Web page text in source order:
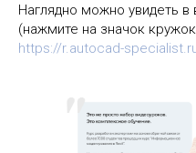
Наглядно можно увидеть в
(нажмите на значок
https://r.autocad-